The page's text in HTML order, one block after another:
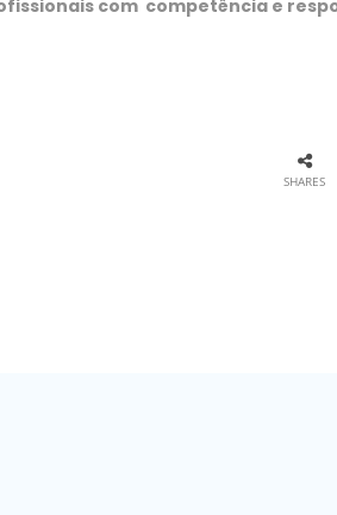
com competência e
SHARES